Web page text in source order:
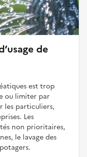
de
est trop
ou limiter par
les particuliers,
Les
non prioritaires,
le lavage des